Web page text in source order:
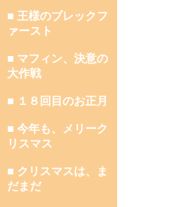
■ 王様のブレックフ
ァースト
■ マフィン、決意の
大作戦
■ １８回目のお正月
■ 今年も、メリーク
リスマス
■ クリスマスは、ま
だまだ